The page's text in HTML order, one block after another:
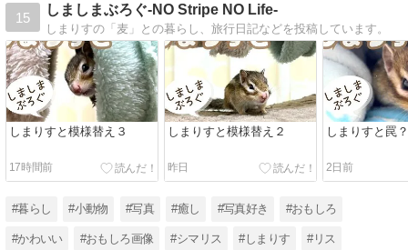
15
しましまぶろぐ-NO Stripe NO Life-
しまりすの「麦」との暮らし、旅行日記などを投稿しています。
しまりすと模様替え３
17時間前
しまりすと模様替え２
昨日
しまりすと罠？
2日前
#暮らし #小動物 #写真 #癒し #写真好き #おもしろ
#かわいい #おもしろ画像 #シマリス #しまりす #リス